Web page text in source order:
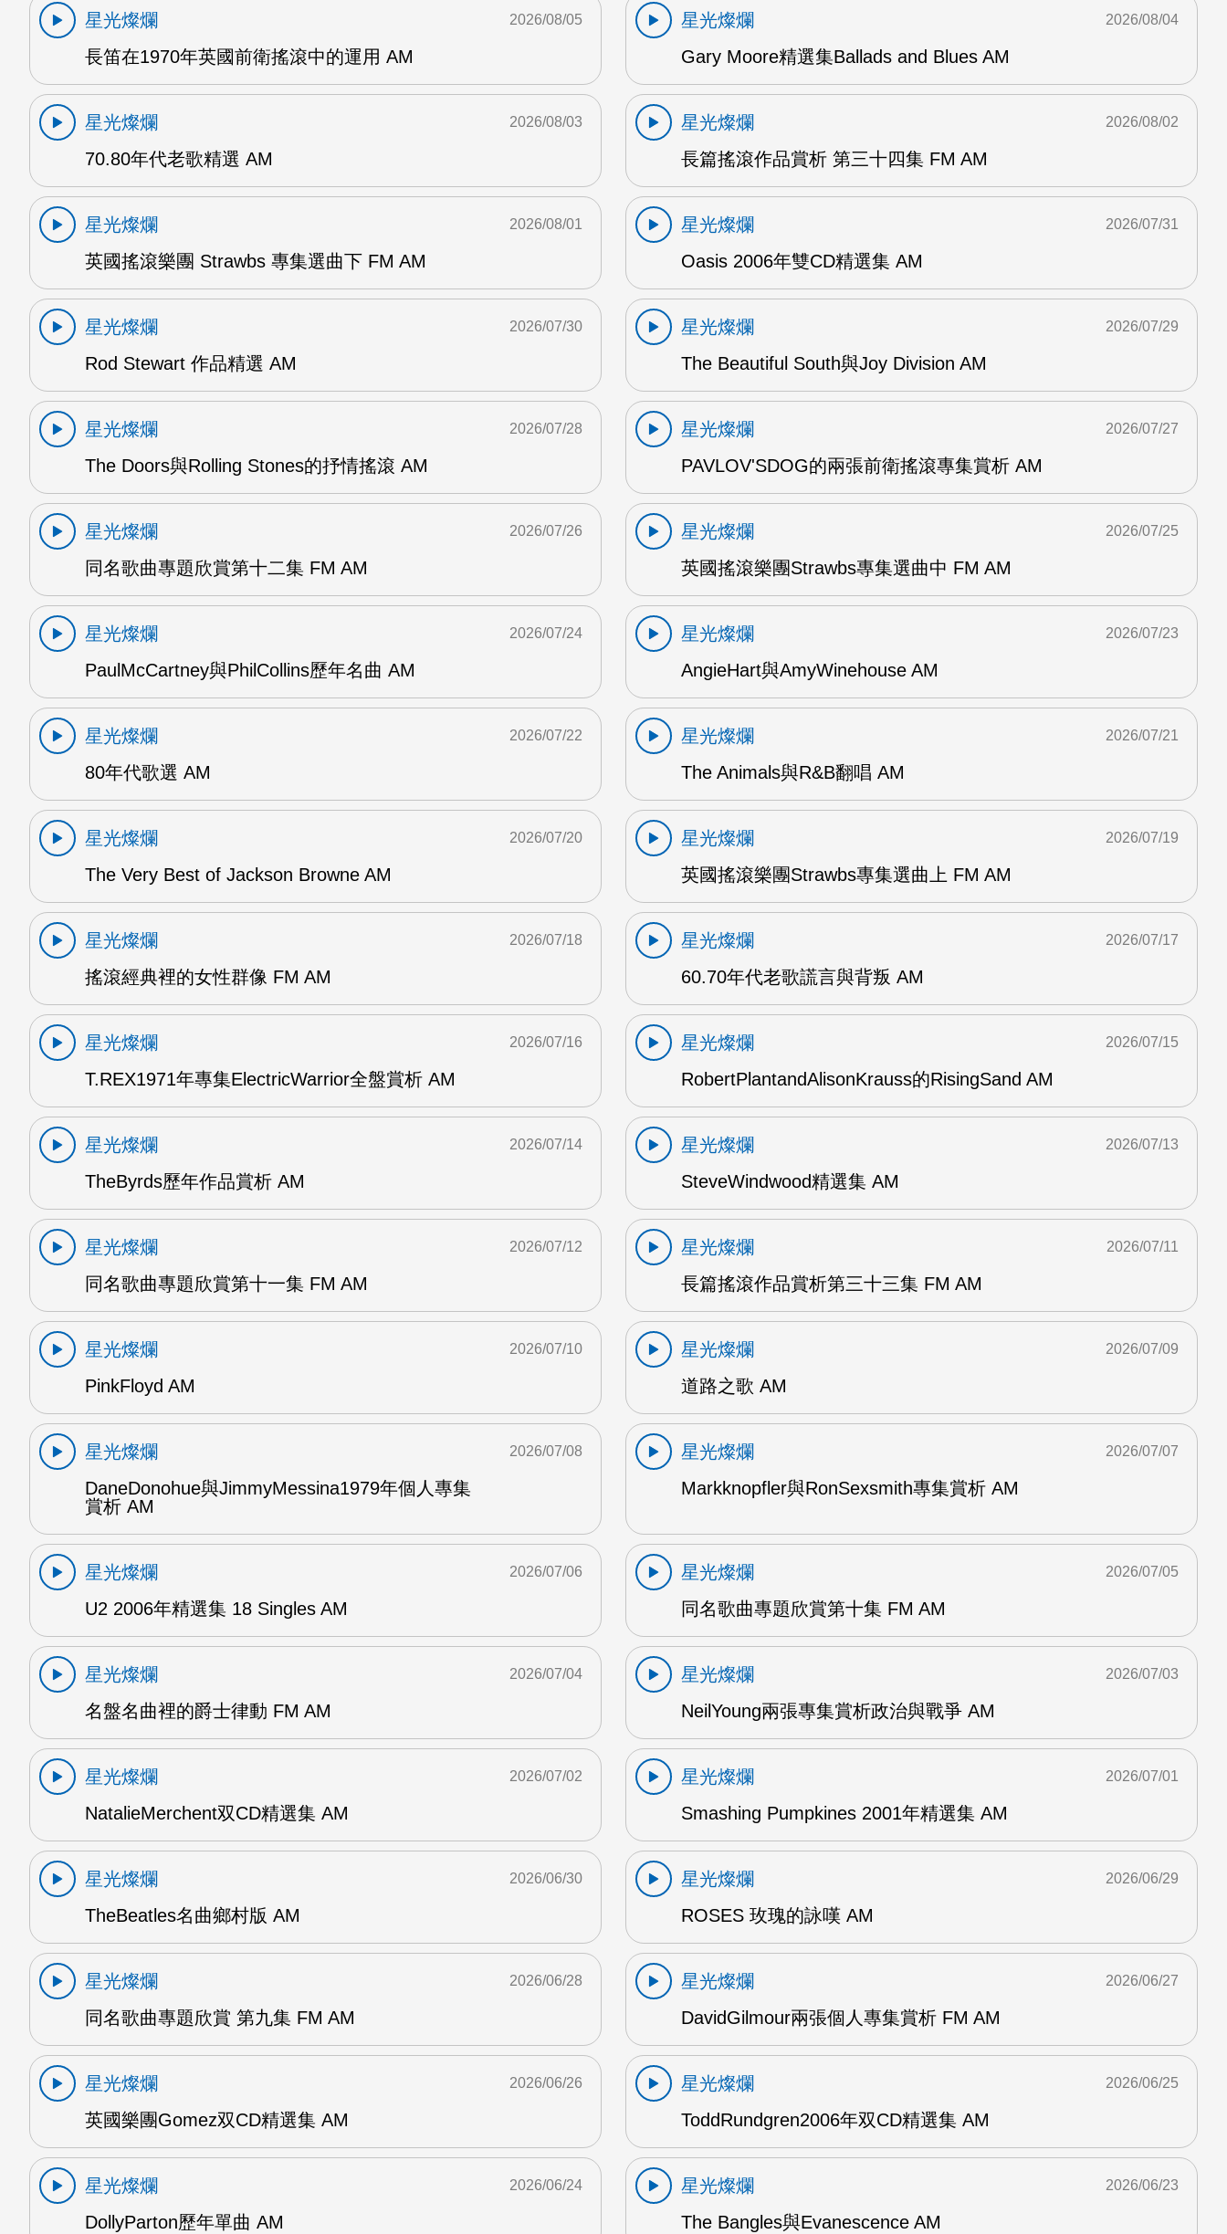
星光燦爛
長笛在1970年英國前衛搖滾中的運用 AM
2026/08/05
星光燦爛
Gary Moore精選集Ballads and Blues AM
2026/08/04
星光燦爛
70.80年代老歌精選 AM
2026/08/03
星光燦爛
長篇搖滾作品賞析 第三十四集 FM AM
2026/08/02
星光燦爛
英國搖滾樂團 Strawbs 專集選曲下 FM AM
2026/08/01
星光燦爛
Oasis 2006年雙CD精選集 AM
2026/07/31
星光燦爛
Rod Stewart 作品精選 AM
2026/07/30
星光燦爛
The Beautiful South與Joy Division AM
2026/07/29
星光燦爛
The Doors與Rolling Stones的抒情搖滾 AM
2026/07/28
星光燦爛
PAVLOV'SDOG的兩張前衛搖滾專集賞析 AM
2026/07/27
星光燦爛
同名歌曲專題欣賞第十二集 FM AM
2026/07/26
星光燦爛
英國搖滾樂團Strawbs專集選曲中 FM AM
2026/07/25
星光燦爛
PaulMcCartney與PhilCollins歷年名曲 AM
2026/07/24
星光燦爛
AngieHart與AmyWinehouse AM
2026/07/23
星光燦爛
80年代歌選 AM
2026/07/22
星光燦爛
The Animals與R&B翻唱 AM
2026/07/21
星光燦爛
The Very Best of Jackson Browne AM
2026/07/20
星光燦爛
英國搖滾樂團Strawbs專集選曲上 FM AM
2026/07/19
星光燦爛
搖滾經典裡的女性群像 FM AM
2026/07/18
星光燦爛
60.70年代老歌謊言與背叛 AM
2026/07/17
星光燦爛
T.REX1971年專集ElectricWarrior全盤賞析 AM
2026/07/16
星光燦爛
RobertPlantandAlisonKrauss的RisingSand AM
2026/07/15
星光燦爛
TheByrds歷年作品賞析 AM
2026/07/14
星光燦爛
SteveWindwood精選集 AM
2026/07/13
星光燦爛
同名歌曲專題欣賞第十一集 FM AM
2026/07/12
星光燦爛
長篇搖滾作品賞析第三十三集 FM AM
2026/07/11
星光燦爛
PinkFloyd AM
2026/07/10
星光燦爛
道路之歌 AM
2026/07/09
星光燦爛
DaneDonohue與JimmyMessina1979年個人專集
賞析 AM
2026/07/08
星光燦爛
Markknopfler與RonSexsmith專集賞析 AM
2026/07/07
星光燦爛
U2 2006年精選集 18 Singles AM
2026/07/06
星光燦爛
同名歌曲專題欣賞第十集 FM AM
2026/07/05
星光燦爛
名盤名曲裡的爵士律動 FM AM
2026/07/04
星光燦爛
NeilYoung兩張專集賞析政治與戰爭 AM
2026/07/03
星光燦爛
NatalieMerchent双CD精選集 AM
2026/07/02
星光燦爛
Smashing Pumpkines 2001年精選集 AM
2026/07/01
星光燦爛
TheBeatles名曲鄉村版 AM
2026/06/30
星光燦爛
ROSES 玫瑰的詠嘆 AM
2026/06/29
星光燦爛
同名歌曲專題欣賞 第九集 FM AM
2026/06/28
星光燦爛
DavidGilmour兩張個人專集賞析 FM AM
2026/06/27
星光燦爛
英國樂團Gomez双CD精選集 AM
2026/06/26
星光燦爛
ToddRundgren2006年双CD精選集 AM
2026/06/25
星光燦爛
DollyParton歷年單曲 AM
2026/06/24
星光燦爛
The Bangles與Evanescence AM
2026/06/23